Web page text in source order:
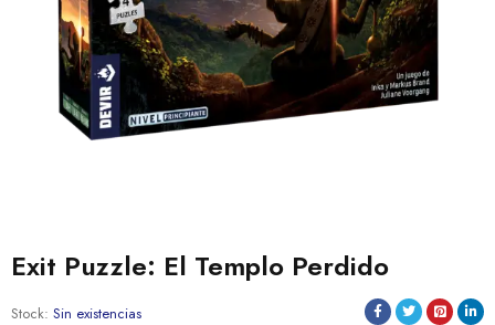
Exit Puzzle: El Templo Perdido
Stock: Sin existencias